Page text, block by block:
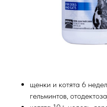
щенки и котята 6
гельминтов,